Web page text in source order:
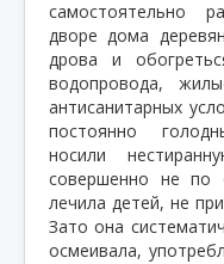
самостоятельно
дворе дома
дрова и
водопровода,
антисанитарных
постоянно
носили
совершенно не по
лечила детей, не
Зато она
осмеивала,